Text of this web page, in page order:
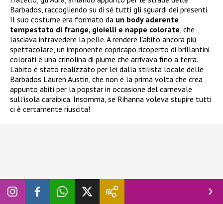
Barbados, raccogliendo su di sé tutti gli sguardi dei presenti.
Il suo costume era formato da un body aderente
tempestato di frange, gioielli e nappe colorate , che
lasciava intravedere la pelle. A rendere l’abito ancora più
spettacolare, un imponente copricapo ricoperto di brillantini
colorati e una crinolina di piume che arrivava fino a terra.
L’abito è stato realizzato per lei dalla stilista locale delle
Barbados Lauren Austin, che non è la prima volta che crea
appunto abiti per la popstar in occasione del carnevale
sull’isola caraibica. Insomma, se Rihanna voleva stupire tutti
ci è certamente riuscita!